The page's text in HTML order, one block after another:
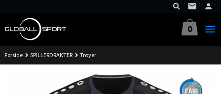
innholdet
0
Forside SPILLERDRAKTER Trøyer